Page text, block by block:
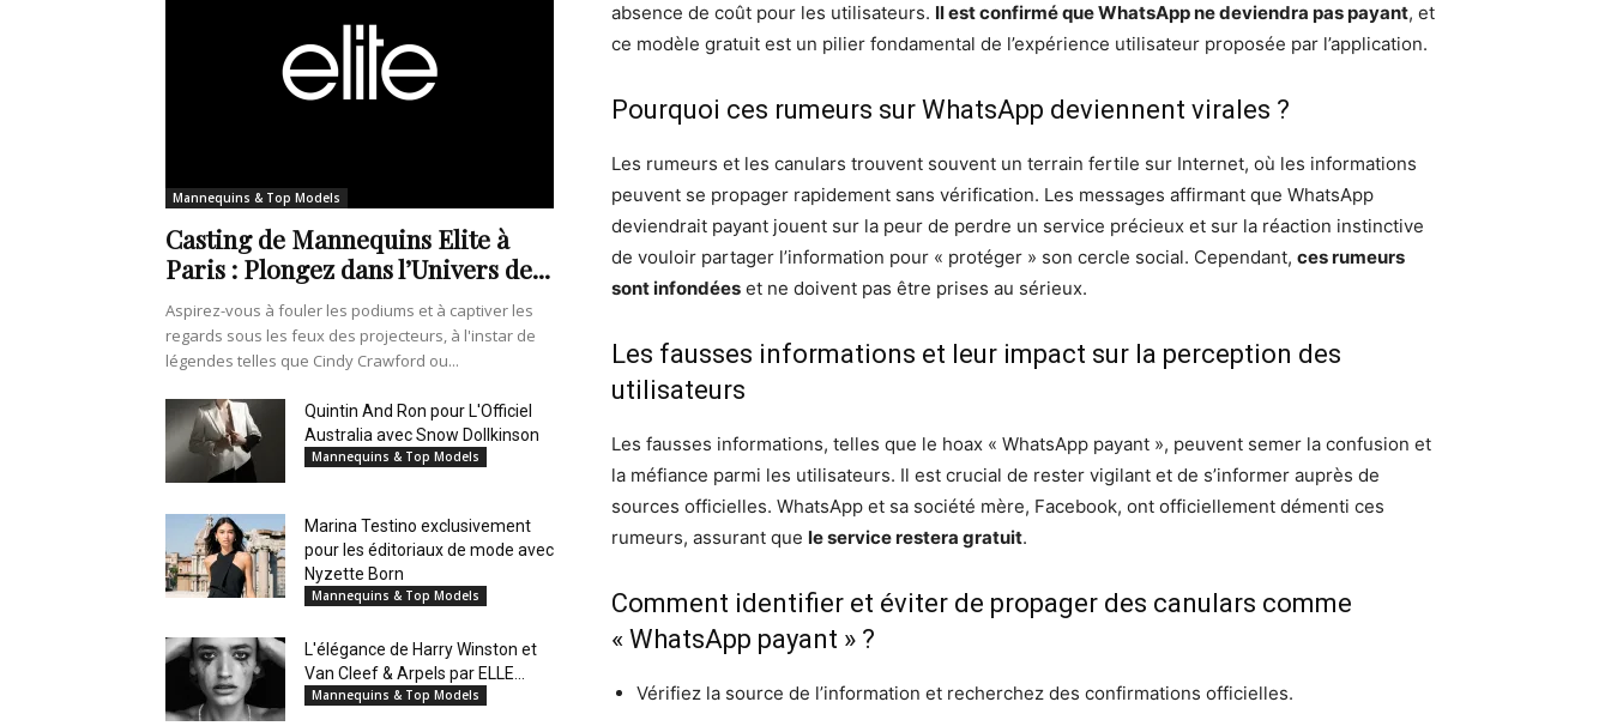
absence de coût pour les utilisateurs. Il est confirmé que WhatsApp ne deviendra pas payant, et
ce modèle gratuit est un pilier fondamental de l’expérience utilisateur proposée par l’application.
Pourquoi ces rumeurs sur WhatsApp deviennent virales ?
Les rumeurs et les canulars trouvent souvent un terrain fertile sur Internet, où les informations
peuvent se propager rapidement sans vérification. Les messages affirmant que WhatsApp
deviendrait payant jouent sur la peur de perdre un service précieux et sur la réaction instinctive
de vouloir partager l’information pour « protéger » son cercle social. Cependant, ces rumeurs
sont infondées et ne doivent pas être prises au sérieux.
Les fausses informations et leur impact sur la perception des
utilisateurs
Les fausses informations, telles que le hoax « WhatsApp payant », peuvent semer la confusion et
la méfiance parmi les utilisateurs. Il est crucial de rester vigilant et de s’informer auprès de
sources officielles. WhatsApp et sa société mère, Facebook, ont officiellement démenti ces
rumeurs, assurant que le service restera gratuit.
Comment identifier et éviter de propager des canulars comme
« WhatsApp payant » ?
Vérifiez la source de l’information et recherchez des confirmations officielles.
Mannequins & Top Models
Casting de Mannequins Elite à
Paris : Plongez dans l’Univers de...
Aspirez-vous à fouler les podiums et à captiver les
regards sous les feux des projecteurs, à l'instar de
légendes telles que Cindy Crawford ou...
Quintin And Ron pour L'Officiel
Australia avec Snow Dollkinson
Mannequins & Top Models
Marina Testino exclusivement
pour les éditoriaux de mode avec
Nyzette Born
Mannequins & Top Models
L'élégance de Harry Winston et
Van Cleef & Arpels par ELLE...
Mannequins & Top Models